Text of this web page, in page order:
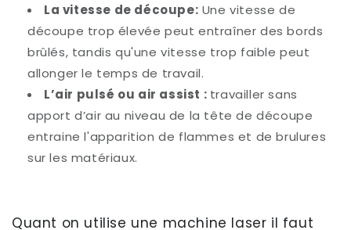
La vitesse de découpe: Une vitesse de
découpe trop élevée peut entraîner des bords
brûlés, tandis qu'une vitesse trop faible peut
allonger le temps de travail.
L’air pulsé ou air assist : travailler sans
apport d’air au niveau de la tête de découpe
entraine l'apparition de flammes et de brulures
sur les matériaux.
Quant on utilise une machine laser il faut